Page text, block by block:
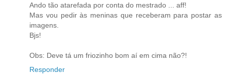
Ando tão atarefada por conta do mestrado ... aff!
Mas vou pedir às meninas que receberam para postar as
imagens.
Bjs!
Obs: Deve tá um friozinho bom aí em cima não?!
Responder